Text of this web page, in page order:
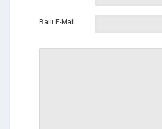
Ваш E-Mail: